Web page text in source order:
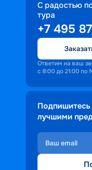
С радостью
тура
+7 495
Ответим на ваш
с 8:00 до 21:00 по
Подпишитесь
лучшими